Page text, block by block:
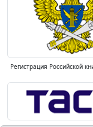
Регистрация Российской